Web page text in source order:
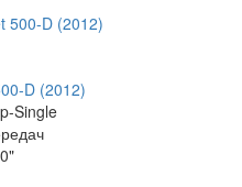
D (2012)
Single